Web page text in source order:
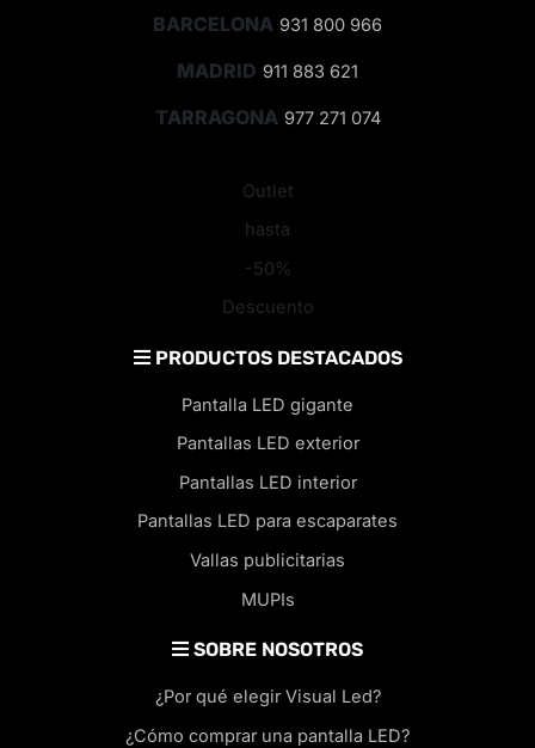
BARCELONA 931 800 966
MADRID 911 883 621
TARRAGONA 977 271 074
Outlet
hasta
-50%
Descuento
PRODUCTOS DESTACADOS
Pantalla LED gigante
Pantallas LED exterior
Pantallas LED interior
Pantallas LED para escaparates
Vallas publicitarias
MUPIs
SOBRE NOSOTROS
¿Por qué elegir Visual Led?
¿Cómo comprar una pantalla LED?